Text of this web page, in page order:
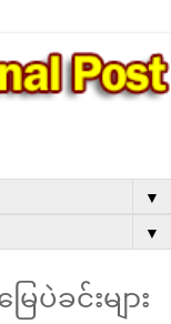
▼
▼
ပဲခင်းများ